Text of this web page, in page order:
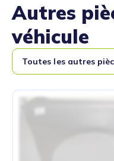
Autres
véhicule
Toutes les autres